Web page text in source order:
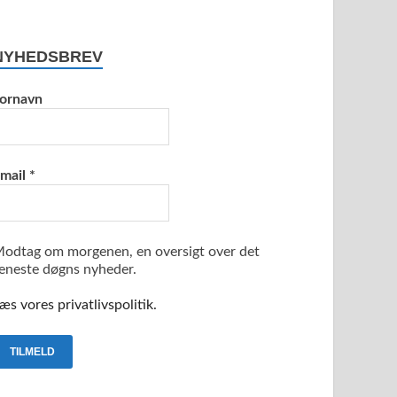
*
om morgenen, en oversigt over det
døgns nyheder.
vores privatlivspolitik.